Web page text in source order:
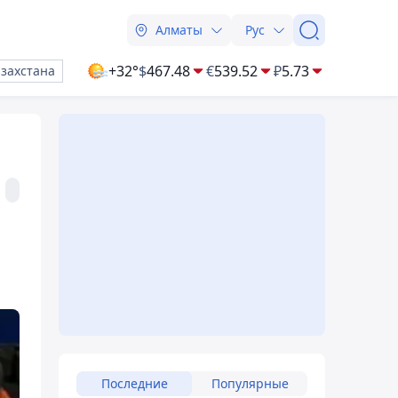
Алматы Рус
+32°$467.48 €539.52 ₽5.73
Последние Популярные